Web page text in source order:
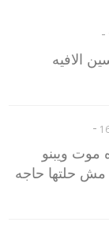
-
الافيه
-
موت ويبنو
حلتها حاجه